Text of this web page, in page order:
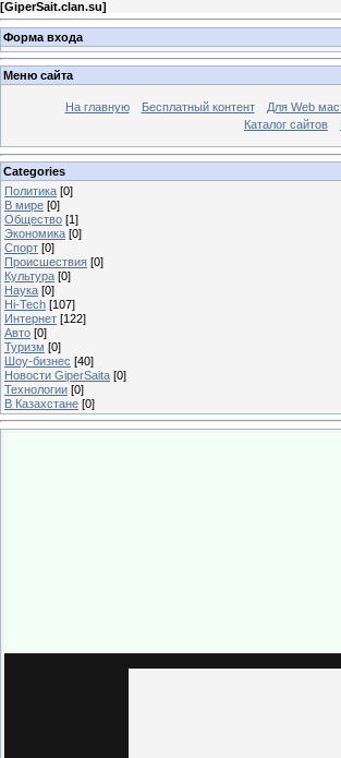
[GiperSait.clan.su]
Форма входа
Меню сайта
На главную Бесплатный контент Для Web
Каталог сайтов
Categories
Политика [0]
В мире [0]
Общество [1]
Экономика [0]
Спорт [0]
Происшествия [0]
Культура [0]
Наука [0]
Hi-Tech [107]
Интернет [122]
Авто [0]
Туризм [0]
Шоу-бизнес [40]
Новости GiperSaita [0]
Технологии [0]
В Казахстане [0]